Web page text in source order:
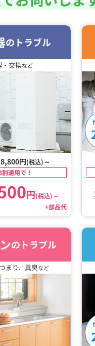
のトラブル
・交換など
円(税込) ～
割適用で！
円(税込)～
+部品代
のトラブル
まり、異臭など